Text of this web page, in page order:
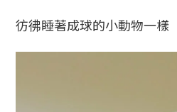
彷彿睡著成球的小動物一樣